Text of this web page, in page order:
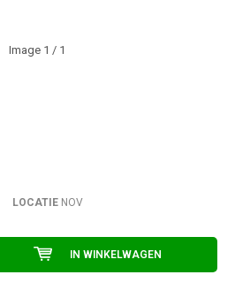
Image 1 / 1
LOCATIE NOV
IN WINKELWAGEN